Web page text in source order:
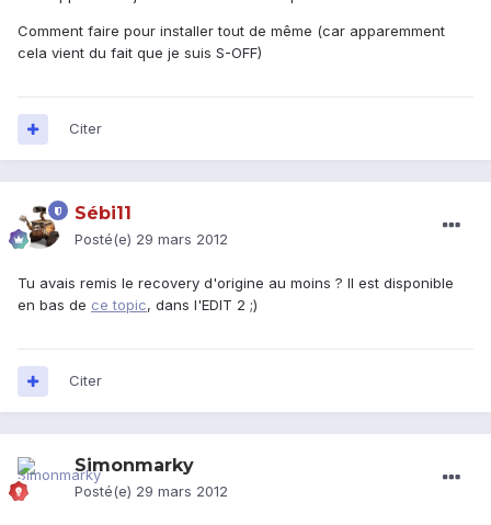
Comment faire pour installer tout de même (car apparemment
cela vient du fait que je suis S-OFF)
Citer
Sébi11
Posté(e) 29 mars 2012
Tu avais remis le recovery d'origine au moins ? Il est disponible
en bas de ce topic, dans l'EDIT 2 ;)
Citer
Simonmarky
Posté(e) 29 mars 2012